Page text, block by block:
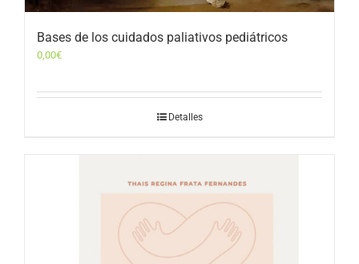
Bases de los cuidados paliativos pediátricos
0,00€
Detalles